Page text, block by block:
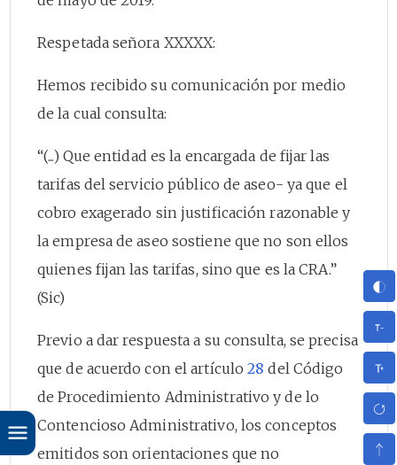
Respetada señora XXXXX:
Hemos recibido su comunicación por medio
de la cual consulta:
“(...) Que entidad es la encargada de fijar las
tarifas del servicio público de aseo- ya que el
cobro exagerado sin justificación razonable y
la empresa de aseo sostiene que no son ellos
quienes fijan las tarifas, sino que es la CRA.”
(Sic)
Previo a dar respuesta a su consulta, se precisa
que de acuerdo con el artículo28 del Código
de Procedimiento Administrativo y de lo
Contencioso Administrativo, los conceptos
emitidos son orientaciones que no